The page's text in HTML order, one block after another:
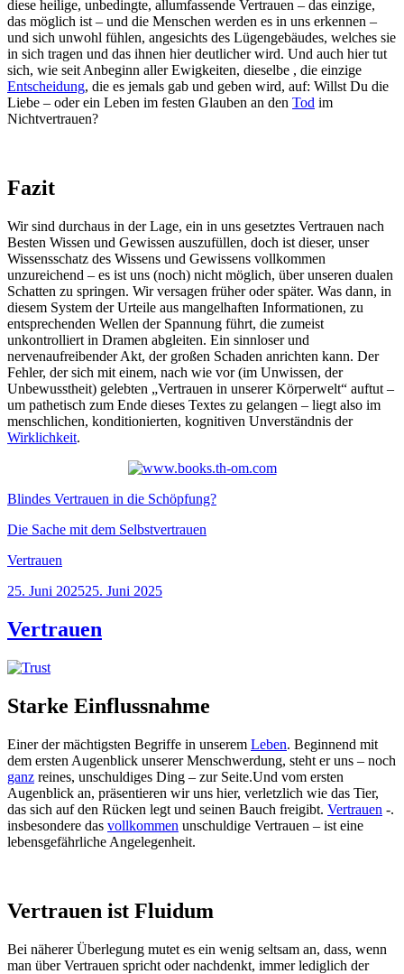
diese heilige, unbedingte, allumfassende Vertrauen – das einzige,
das möglich ist – und die Menschen werden es in uns erkennen –
und sich unwohl fühlen, angesichts des Lügengebäudes, welches sie
in sich tragen und das ihnen hier deutlicher wird. Und auch hier tut
sich, wie seit Anbeginn aller Ewigkeiten, dieselbe , die einzige
Entscheidung, die es jemals gab und geben wird, auf: Willst Du die
Liebe – oder ein Leben im festen Glauben an den Tod im
Nichtvertrauen?
Fazit
Wir sind durchaus in der Lage, ein in uns gesetztes Vertrauen nach
Besten Wissen und Gewissen auszufüllen, doch ist dieser, unser
Wissensschatz des Wissens und Gewissens vollkommen
unzureichend – es ist uns (noch) nicht möglich, über unseren dualen
Schatten zu springen. Wir versagen früher oder später. Was dann, in
diesem System der Urteile aus mangelhaften Informationen, zu
entsprechenden Wellen der Spannung führt, die zumeist
unkontrolliert in Dramen abgleiten. Ein sinnloser und
nervenaufreibender Akt, der großen Schaden anrichten kann. Der
Fehler, der sich mit einem, nach wie vor (im Unwissen, der
Unbewusstheit) gelebten „Vertrauen in unserer Körperwelt“ auftut –
um pathetisch zum Ende dieses Textes zu gelangen – liegt also im
menschlichen, konditionierten, kognitiven Unverständnis der
Wirklichkeit.
Blindes Vertrauen in die Schöpfung?
Die Sache mit dem Selbstvertrauen
Vertrauen
Veröffentlicht
25. Juni 202525. Juni 2025
Vertrauen
Starke Einflussnahme
Einer der mächtigsten Begriffe in unserem Leben. Beginnend mit
dem ersten Augenblick unserer Menschwerdung, steht er uns – noch
ganz reines, unschuldiges Ding – zur Seite.Und vom ersten
Augenblick an, präsentieren wir uns hier, verletzlich wie das Tier,
das sich auf den Rücken legt und seinen Bauch freigibt. Vertrauen -.
insbesondere das vollkommen unschuldige Vertrauen – ist eine
lebensgefährliche Angelegenheit.
Vertrauen ist Fluidum
Bei näherer Überlegung mutet es ein wenig seltsam an, dass, wenn
man über Vertrauen spricht oder nachdenkt, immer lediglich der